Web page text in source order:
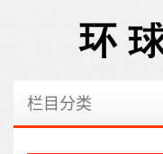
栏目分类